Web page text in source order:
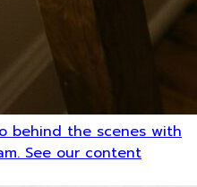
behind the scenes with
See our content